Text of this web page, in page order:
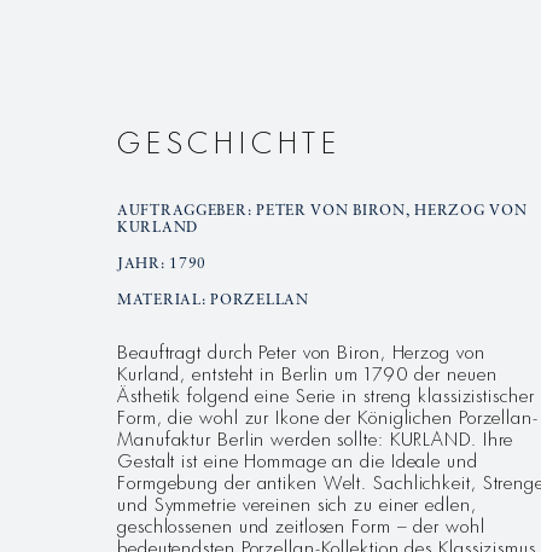
GESCHICHTE
AUFTRAGGEBER: PETER VON BIRON, HERZOG VON
KURLAND
JAHR: 1790
MATERIAL: PORZELLAN
Beauftragt durch Peter von Biron, Herzog von
Kurland, entsteht in Berlin um 1790 der neuen
Ästhetik folgend eine Serie in streng klassizistischer
Form, die wohl zur Ikone der Königlichen Porzellan-
Manufaktur Berlin werden sollte: KURLAND. Ihre
Gestalt ist eine Hommage an die Ideale und
Formgebung der antiken Welt. Sachlichkeit,
und Symmetrie vereinen sich zu einer edlen,
geschlossenen und zeitlosen Form – der wohl
bedeutendsten Porzellan-Kollektion des Klassizismus.